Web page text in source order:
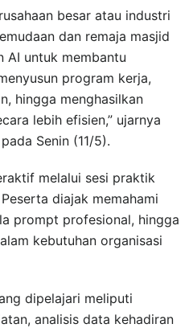
besar atau industri
dan remaja masjid
AI untuk membantu
program kerja,
hingga menghasilkan
lebih efisien,” ujarnya
Senin (11/5).
melalui sesi praktik
diajak memahami
prompt profesional, hingga
kebutuhan organisasi
dipelajari meliputi
analisis data kehadiran